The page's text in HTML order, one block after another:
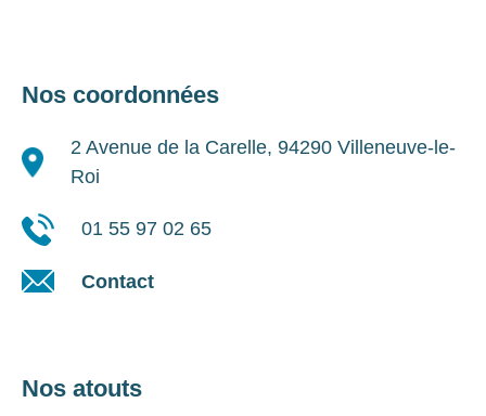
Nos coordonnées
2 Avenue de la Carelle, 94290 Villeneuve-le-
Roi
01 55 97 02 65
Contact
Nos atouts